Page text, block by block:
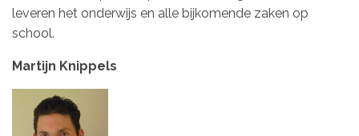
leveren het onderwijs en alle bijkomende zaken op
school.
Martijn Knippels